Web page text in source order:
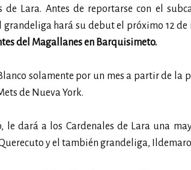
Lara. Antes de reportarse con el
hará su debut el próximo 12 de
del Magallanes en Barquisimeto.
solamente por un mes a partir de la
de Nueva York.
le dará a los Cardenales de Lara una
y el también grandeliga, Ildemaro